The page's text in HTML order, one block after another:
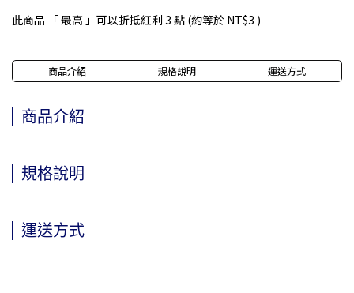
此商品 「 最高 」可以折抵紅利 3 點 (約等於 NT$3 )
商品介紹 規格說明 運送方式
商品介紹
規格說明
運送方式